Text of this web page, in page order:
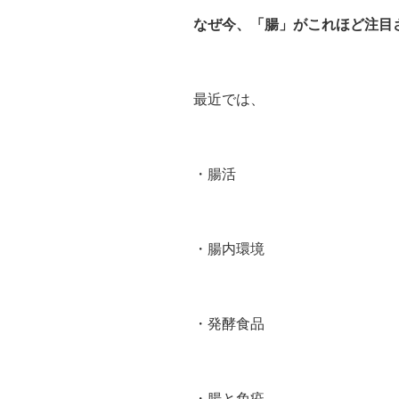
なぜ今、「腸」がこれほど注目
最近では、
・腸活
・腸内環境
・発酵食品